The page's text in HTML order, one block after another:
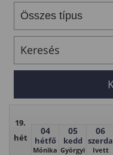
19.
hét
04
hétfő
Mónika
05
kedd
Györgyi
06
szerda
Ivett